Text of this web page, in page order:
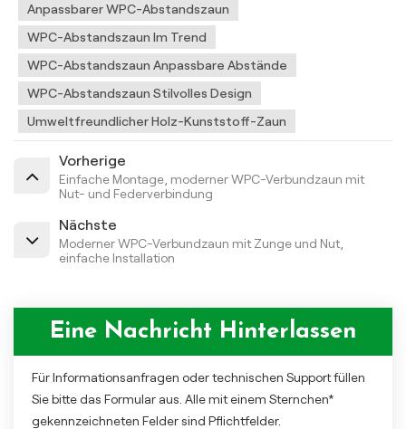
Anpassbarer WPC-Abstandszaun
WPC-Abstandszaun Im Trend
WPC-Abstandszaun Anpassbare Abstände
WPC-Abstandszaun Stilvolles Design
Umweltfreundlicher Holz-Kunststoff-Zaun
Vorherige
Einfache Montage, moderner WPC-Verbundzaun mit
Nut- und Federverbindung
Nächste
Moderner WPC-Verbundzaun mit Zunge und Nut,
einfache Installation
Eine Nachricht Hinterlassen
Für Informationsanfragen oder technischen Support füllen
Sie bitte das Formular aus. Alle mit einem Sternchen*
gekennzeichneten Felder sind Pflichtfelder.